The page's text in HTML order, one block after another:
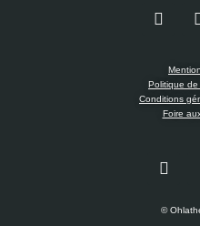
Politique de
Conditions
Foire
©